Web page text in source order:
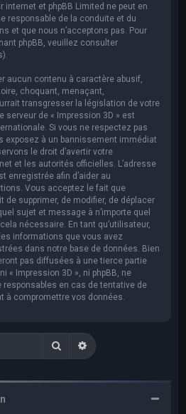
et phpBB Limited ne peut en
responsable de la conduite et du
et que nous n’acceptons pas. Pour
phpBB, veuillez consulter
aucun contenu à caractère abusif,
choquant, menaçant,
transgresser la législation de votre
serveur de « Impression 3D » est
Si vous ne respectez pas
exposez à un bannissement immédiat
le droit d’avertir votre
et les autorités officielles. L’adresse
enregistrée afin d’aider au
Vous acceptez le fait que
de supprimer, de modifier, de déplacer
sujet et message à n’importe quel
nécessaire. En tant qu’utilisateur,
informations que vous avez
dans notre base de données. Bien
pas diffusées à une tierce partie
« Impression 3D », ni phpBB, ne
en cas de tentative de
à compromettre vos données.
RechercherRecherche avancée